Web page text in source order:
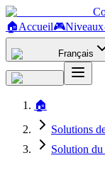
🏠Accueil🎮Niveaux
Français
🏠
Solutions
Solution